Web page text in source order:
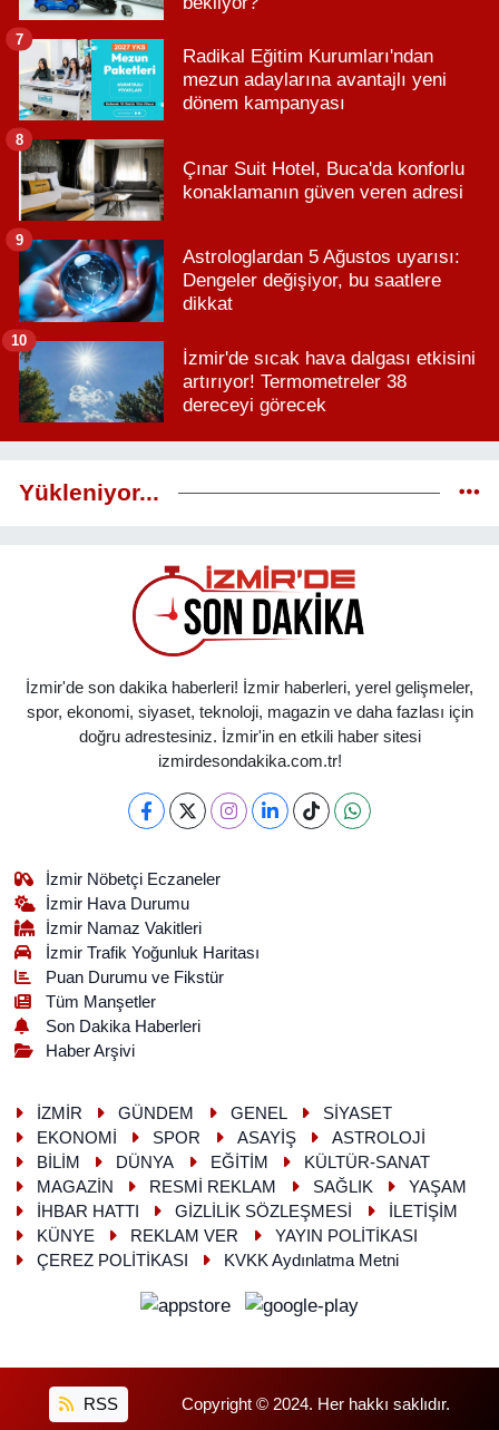
Radikal Eğitim Kurumları'ndan
mezun adaylarına avantajlı yeni
dönem kampanyası
7
Çınar Suit Hotel, Buca'da konforlu
konaklamanın güven veren adresi
8
Astrologlardan 5 Ağustos uyarısı:
Dengeler değişiyor, bu saatlere
dikkat
9
İzmir'de sıcak hava dalgası etkisini
artırıyor! Termometreler 38
dereceyi görecek
10
Yükleniyor...
İzmir'de son dakika haberleri! İzmir haberleri, yerel gelişmeler,
spor, ekonomi, siyaset, teknoloji, magazin ve daha fazlası için
doğru adrestesiniz. İzmir'in en etkili haber sitesi
izmirdesondakika.com.tr!
İzmir Nöbetçi Eczaneler
İzmir Hava Durumu
İzmir Namaz Vakitleri
İzmir Trafik Yoğunluk Haritası
Puan Durumu ve Fikstür
Tüm Manşetler
Son Dakika Haberleri
Haber Arşivi
İZMİR GÜNDEM GENEL
SİYASET
EKONOMİ
SPOR ASAYİŞ
ASTROLOJİ
BİLİM
DÜNYA EĞİTİM
KÜLTÜR-SANAT
MAGAZİN
RESMİ REKLAM SAĞLIK
YAŞAM
İHBAR HATTI
GİZLİLİK SÖZLEŞMESİ
İLETİŞİM
KÜNYE
REKLAM VER
YAYIN POLİTİKASI
ÇEREZ POLİTİKASI
KVKK Aydınlatma Metni
RSS Copyright © 2024. Her hakkı saklıdır.